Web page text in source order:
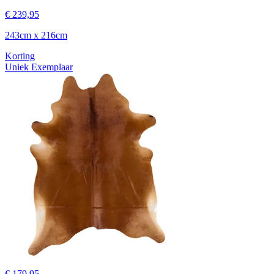
€ 239,95
243cm x 216cm
Korting
Uniek Exemplaar